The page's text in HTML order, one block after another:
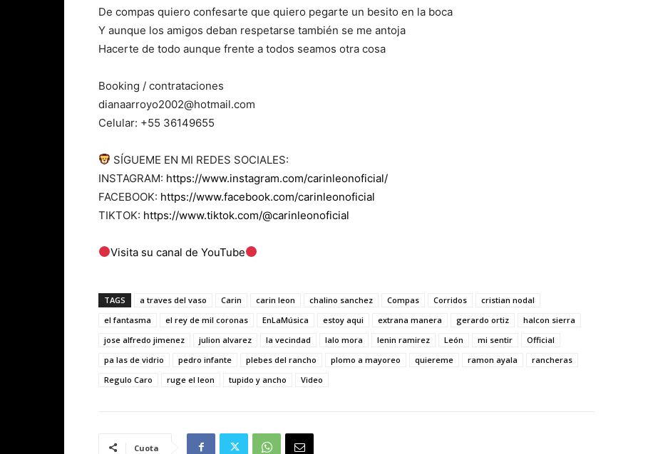
De compas quiero confesarte que quiero pegarte un besito en la boca
Y aunque los amigos deban respetarse también se me antoja
Hacerte de todo aunque frente a todos seamos otra cosa
Booking / contrataciones
dianaarroyo2002@hotmail.com
Celular: +55 36149655
SÍGUEME EN MI REDES SOCIALES:
INSTAGRAM: https://www.instagram.com/carinleonoficial/
FACEBOOK: https://www.facebook.com/carinleonoficial
TIKTOK: https://www.tiktok.com/@carinleonoficial
Visita su canal de YouTube
TAGS a traves del vaso Carin carin leon chalino sanchez Compas Corridos
cristian nodal
el fantasma
el rey de mil coronas EnLaMúsica estoy aqui extrana manera gerardo ortiz
halcon sierra
jose alfredo jimenez
julion alvarez la vecindad lalo mora lenin ramirez León mi sentir
Official
pa las de vidrio
pedro infante plebes del rancho plomo a mayoreo quiereme ramon ayala
rancheras
Regulo Caro
ruge el leon tupido y ancho Video
Cuota